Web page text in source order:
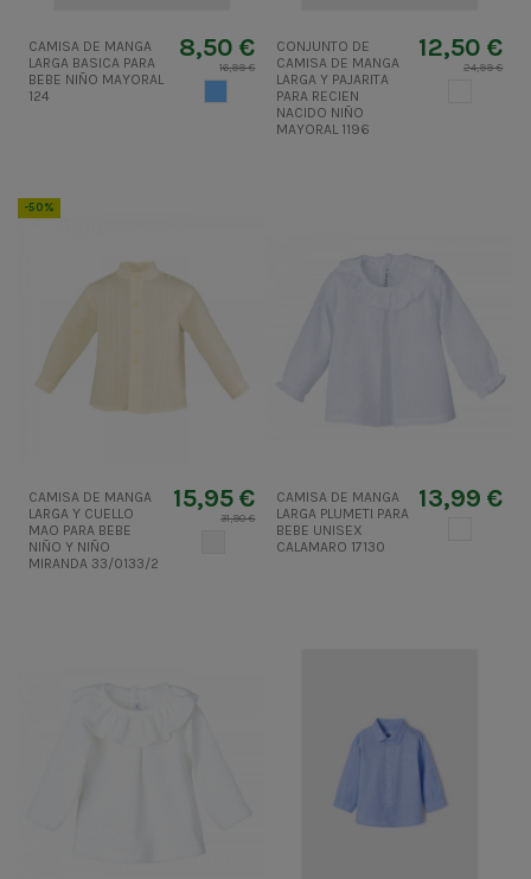
CAMISA DE MANGA
LARGA BASICA PARA
BEBE NIÑO MAYORAL
124
8,50 €
16,99 €
AZUL CIELO
CONJUNTO DE
CAMISA DE MANGA
LARGA Y PAJARITA
PARA RECIEN
NACIDO NIÑO
MAYORAL 1196
12,50 €
24,99 €
-50%
CAMISA DE MANGA
LARGA Y CUELLO
MAO PARA BEBE
NIÑO Y NIÑO
MIRANDA 33/0133/2
15,95 €
31,90 €
CAMISA DE MANGA
LARGA PLUMETI PARA
BEBE UNISEX
CALAMARO 17130
13,99 €